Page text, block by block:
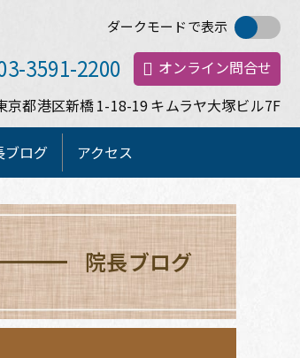
ダークモードで表示
3591-2200
オンライン問合せ
京都港区新橋1-18-19キムラヤ大塚ビル7F
ブログ アクセス
院長ブログ